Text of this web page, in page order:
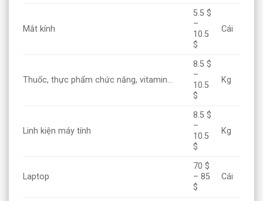
Mắt kính
5.5 $
–
10.5
$
Cái
Thuốc, thực phẩm chức năng, vitamin…
8.5 $
–
10.5
$
Kg
Linh kiện máy tính
8.5 $
–
10.5
$
Kg
Laptop
70 $
– 85
$
Cái